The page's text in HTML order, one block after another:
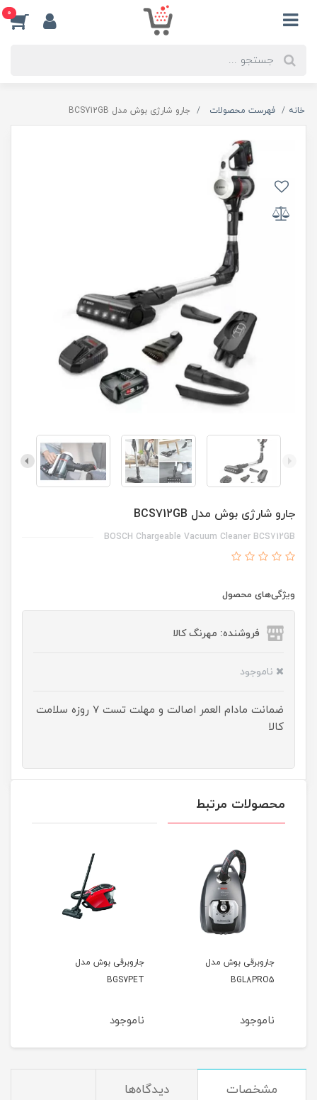
0
خانه فهرست محصولات جارو شارژی بوش مدل BCS712GB
جارو شارژی بوش مدل BCS712GB
BOSCH Chargeable Vacuum Cleaner BCS712GB
ویژگی‌های محصول
فروشنده: مهرنگ کالا
ناموجود
ضمانت مادام العمر اصالت و مهلت تست ۷ روزه سلامت
کالا
محصولات مرتبط
جاروبرقی بوش مدل
BGL8PRO5
ناموجود
جاروبرقی بوش مدل
BGS7PET
ناموجود
مشخصات دیدگاه‌ها